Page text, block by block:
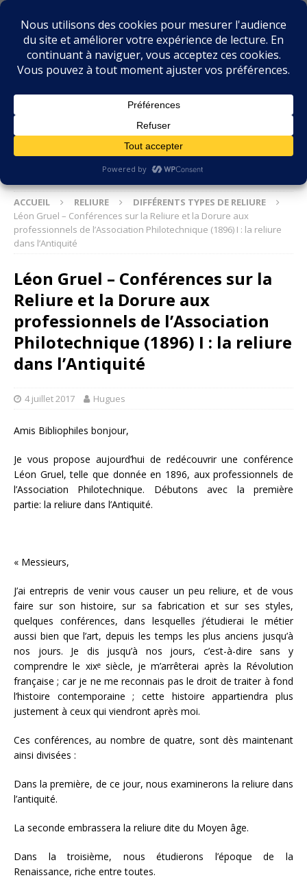
BIBLIOPHILIE.COM
LE BLOG DU BIBLIOPHILE, DES BIBLIOPHILES, DE LA
ACCUEIL RELIURE
DIFFÉRENTS TYPES DE RELIURE
Léon Gruel – Conférences sur la Reliure et la Dorure aux
professionnels de l’Association Philotechnique (1896) I : la reliure
dans l’Antiquité
Léon Gruel – Conférences sur la
Reliure et la Dorure aux
professionnels de l’Association
Philotechnique (1896) I : la reliure
dans l’Antiquité
4 juillet 2017 Hugues
Amis Bibliophiles bonjour,
Je vous propose aujourd’hui de redécouvrir une conférence
Léon Gruel, telle que donnée en 1896, aux professionnels de
l’Association Philotechnique. Débutons avec la première
partie: la reliure dans l’Antiquité.
« Messieurs,
J’ai entrepris de venir vous causer un peu reliure, et de vous
faire sur son histoire, sur sa fabrication et sur ses styles,
quelques conférences, dans lesquelles j’étudierai le métier
aussi bien que l’art, depuis les temps les plus anciens jusqu’à
nos jours. Je dis jusqu’à nos jours, c’est-à-dire sans y
comprendre le xixesiècle, je m’arrêterai après la Révolution
française ; car je ne me reconnais pas le droit de traiter à fond
l’histoire contemporaine ; cette histoire appartiendra plus
justement à ceux qui viendront après moi.
Ces conférences, au nombre de quatre, sont dès maintenant
ainsi divisées :
Dans la première, de ce jour, nous examinerons la reliure dans
l’antiquité.
La seconde embrassera la reliure dite du Moyen âge.
Dans la troisième, nous étudierons l’époque de la
Renaissance, riche entre toutes.